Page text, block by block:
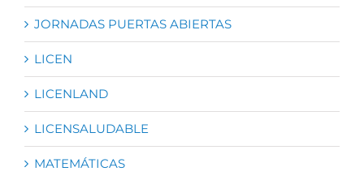
JORNADAS PUERTAS ABIERTAS
LICEN
LICENLAND
LICENSALUDABLE
MATEMÁTICAS